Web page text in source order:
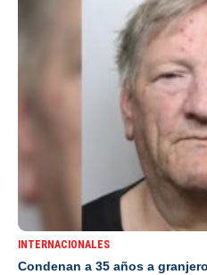
INTERNACIONALES
Condenan a 35 años a